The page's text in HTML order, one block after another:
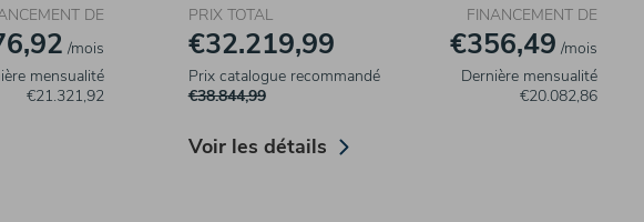
DE
/mois
mensualité
€21.321,92
PRIX TOTAL
€32.219,99
Prix catalogue recommandé
€38.844,99
FINANCEMENT DE
€356,49 /mois
Dernière mensualité
€20.082,86
Voir les détails